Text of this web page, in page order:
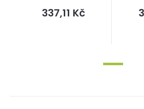
337,11 Kčcena: